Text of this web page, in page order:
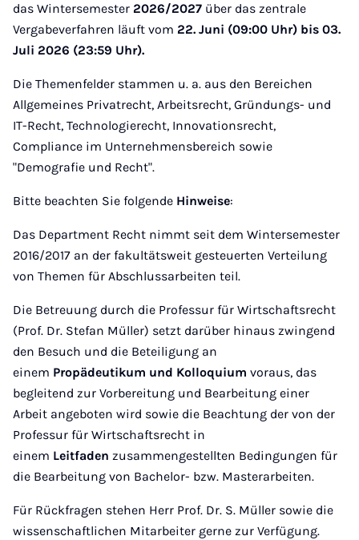
das Wintersemester 2026/2027 über das zentrale
Vergabeverfahren läuft vom 22. Juni (09:00 Uhr) bis 03.
Juli 2026 (23:59 Uhr).
Die Themenfelder stammen u. a. aus den Bereichen
Allgemeines Privatrecht, Arbeitsrecht, Gründungs- und
IT-Recht, Technologierecht, Innovationsrecht,
Compliance im Unternehmensbereich sowie
"Demografie und Recht".
Bitte beachten Sie folgende Hinweise:
Das Department Recht nimmt seit dem Wintersemester
2016/2017 an der fakultätsweit gesteuerten Verteilung
von Themen für Abschlussarbeiten teil.
Die Betreuung durch die Professur für Wirtschaftsrecht
(Prof. Dr. Stefan Müller) setzt darüber hinaus zwingend
den Besuch und die Beteiligung an
einem Propädeutikum und Kolloquium voraus, das
begleitend zur Vorbereitung und Bearbeitung einer
Arbeit angeboten wird sowie die Beachtung der von der
Professur für Wirtschaftsrecht in
einem Leitfaden zusammengestellten Bedingungen für
die Bearbeitung von Bachelor- bzw. Masterarbeiten.
Für Rückfragen stehen Herr Prof. Dr. S. Müller sowie die
wissenschaftlichen Mitarbeiter gerne zur Verfügung.